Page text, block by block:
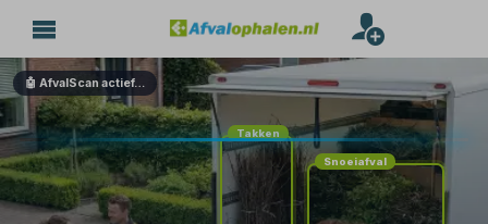
🤖 AfvalScan actief…
Takken
Snoeiafval